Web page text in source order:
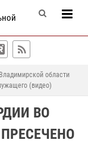
области
(видео)
ВО